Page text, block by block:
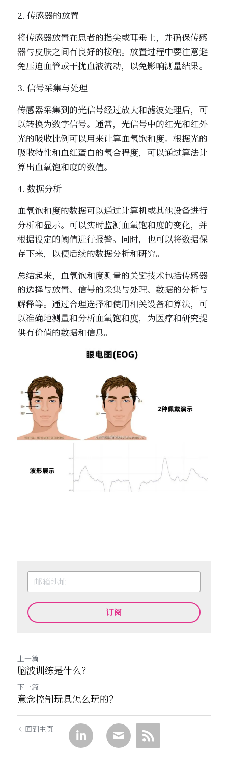
2. 传感器的放置
将传感器放置在患者的指尖或耳垂上，并确保传感
器与皮肤之间有良好的接触。放置过程中要注意避
免压迫血管或干扰血液流动，以免影响测量结果。
3. 信号采集与处理
传感器采集到的光信号经过放大和滤波处理后，可
以转换为数字信号。通常，光信号中的红光和红外
光的吸收比例可以用来计算血氧饱和度。根据光的
吸收特性和血红蛋白的氧合程度，可以通过算法计
算出血氧饱和度的数值。
4. 数据分析
血氧饱和度的数据可以通过计算机或其他设备进行
分析和显示。可以实时监测血氧饱和度的变化，并
根据设定的阈值进行报警。同时，也可以将数据保
存下来，以便后续的数据分析和研究。
总结起来，血氧饱和度测量的关键技术包括传感器
的选择与放置、信号的采集与处理、数据的分析与
解释等。通过合理选择和使用相关设备和算法，可
以准确地测量和分析血氧饱和度，为医疗和研究提
供有价值的数据和信息。
订阅
上一篇
脑波训练是什么？
下一篇
意念控制玩具怎么玩的？
回到主页